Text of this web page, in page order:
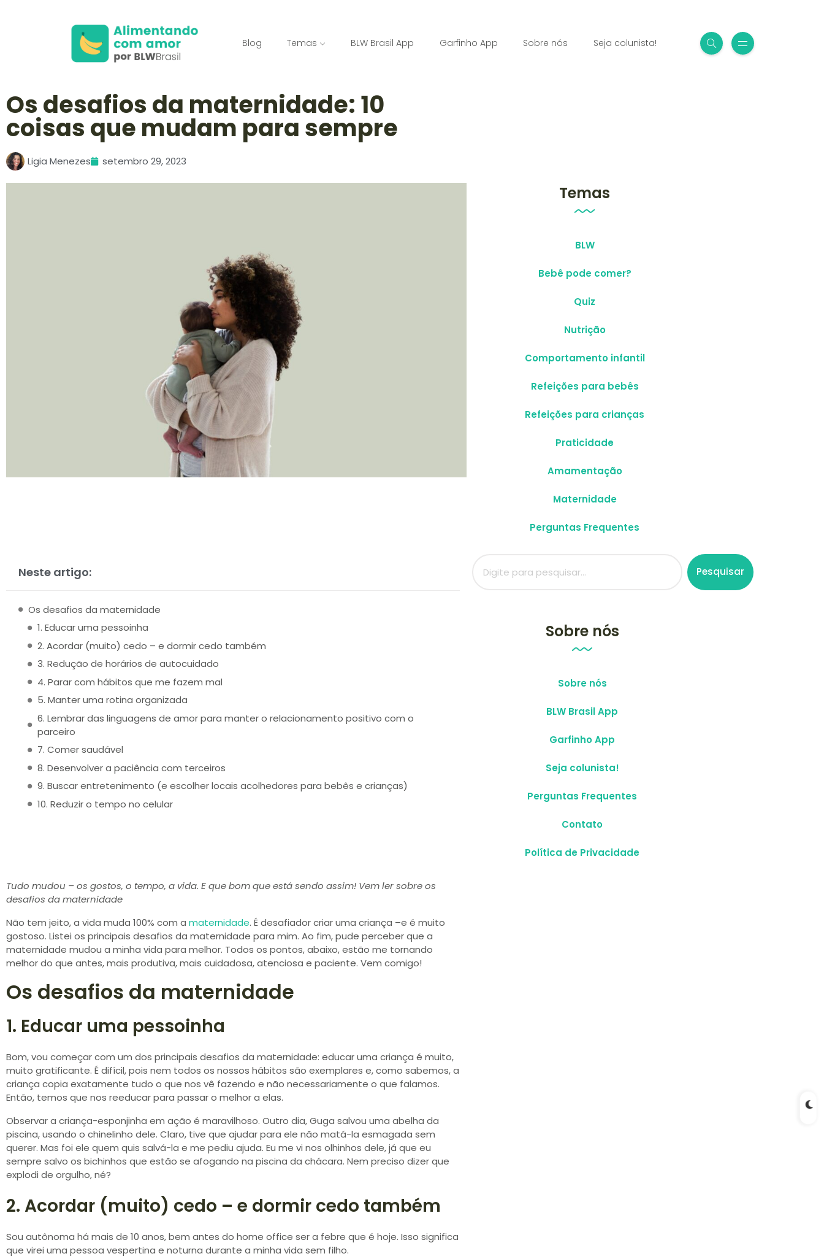
Blog Temas BLW Brasil App Garfinho App Sobre nós Seja colunista!
Os desafios da maternidade: 10
coisas que mudam para sempre
Ligia Menezes setembro 29, 2023
Temas
BLW
Bebê pode comer?
Quiz
Nutrição
Comportamento infantil
Refeições para bebês
Refeições para crianças
Praticidade
Amamentação
Maternidade
Perguntas Frequentes
Neste artigo:
Os desafios da maternidade
1. Educar uma pessoinha
2. Acordar (muito) cedo – e dormir cedo também
3. Redução de horários de autocuidado
4. Parar com hábitos que me fazem mal
5. Manter uma rotina organizada
6. Lembrar das linguagens de amor para manter o relacionamento positivo com o
parceiro
7. Comer saudável
8. Desenvolver a paciência com terceiros
9. Buscar entretenimento (e escolher locais acolhedores para bebês e crianças)
10. Reduzir o tempo no celular
Pesquisar
Sobre nós
Sobre nós
BLW Brasil App
Garfinho App
Seja colunista!
Perguntas Frequentes
Contato
Política de Privacidade
Tudo mudou – os gostos, o tempo, a vida. E que bom que está sendo assim! Vem ler sobre os
desafios da maternidade
Não tem jeito, a vida muda 100% com a maternidade. É desafiador criar uma criança –e é muito
gostoso. Listei os principais desafios da maternidade para mim. Ao fim, pude perceber que a
maternidade mudou a minha vida para melhor. Todos os pontos, abaixo, estão me tornando
melhor do que antes, mais produtiva, mais cuidadosa, atenciosa e paciente. Vem comigo!
Os desafios da maternidade
1. Educar uma pessoinha
Bom, vou começar com um dos principais desafios da maternidade: educar uma criança é muito,
muito gratificante. É difícil, pois nem todos os nossos hábitos são exemplares e, como sabemos, a
criança copia exatamente tudo o que nos vê fazendo e não necessariamente o que falamos.
Então, temos que nos reeducar para passar o melhor a elas.
Observar a criança-esponjinha em ação é maravilhoso. Outro dia, Guga salvou uma abelha da
piscina, usando o chinelinho dele. Claro, tive que ajudar para ele não matá-la esmagada sem
querer. Mas foi ele quem quis salvá-la e me pediu ajuda. Eu me vi nos olhinhos dele, já que eu
sempre salvo os bichinhos que estão se afogando na piscina da chácara. Nem preciso dizer que
explodi de orgulho, né?
2. Acordar (muito) cedo – e dormir cedo também
Sou autônoma há mais de 10 anos, bem antes do home office ser a febre que é hoje. Isso significa
que virei uma pessoa vespertina e noturna durante a minha vida sem filho.